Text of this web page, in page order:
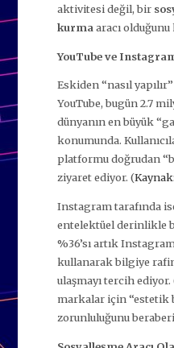
aktivitesi değil, bir
kurma aracı olduğunu
YouTube ve
Eskiden “nasıl
YouTube, bugün 2.7
dünyanın en büyük
konumunda.
platformu doğrudan
ziyaret ediyor. (
Instagram tarafında
entelektüel derinlikle
%36’sı artık
kullanarak bilgiye
ulaşmayı tercih ediyor.
markalar için “estetik
zorunluluğunu